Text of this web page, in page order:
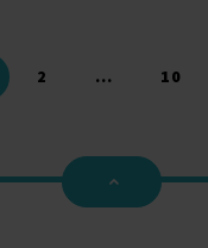
2 … 10